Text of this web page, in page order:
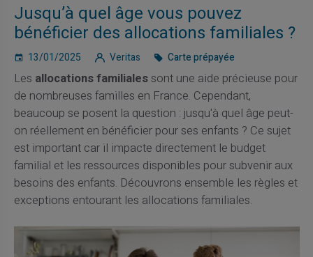
Jusqu’à quel âge vous pouvez
bénéficier des allocations familiales ?
13/01/2025 Veritas Carte prépayée
Les allocations familialessont une aide précieuse pour
de nombreuses familles en France. Cependant,
beaucoup se posent la question : jusqu'à quel âge peut-
on réellement en bénéficier pour ses enfants ? Ce sujet
est important car il impacte directement le budget
familial et les ressources disponibles pour subvenir aux
besoins des enfants. Découvrons ensemble les règles et
exceptions entourant les allocations familiales.